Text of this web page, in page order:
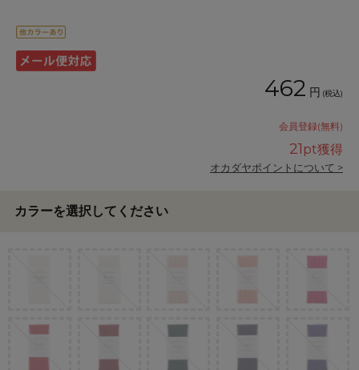
462 円 (税込)
会員登録(無料)
21pt獲得
オカダヤポイントについて >
カラーを選択してください